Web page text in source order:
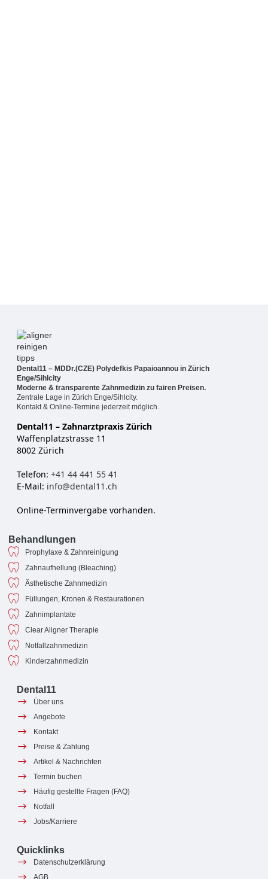
Dental11 – MDDr.(CZE) Polydefkis Papaioannou in Zürich
Enge/Sihlcity
Moderne & transparente Zahnmedizin zu fairen Preisen.
Zentrale Lage in Zürich Enge/Sihlcity.
Kontakt & Online-Termine jederzeit möglich.
Dental11 – Zahnarztpraxis Zürich
Waffenplatzstrasse 11
8002 Zürich
Telefon: +41 44 441 55 41
E-Mail: info@dental11.ch
Online-Terminvergabe vorhanden.
Behandlungen
Prophylaxe & Zahnreinigung
Zahnaufhellung (Bleaching)
Ästhetische Zahnmedizin
Füllungen, Kronen & Restaurationen
Zahnimplantate
Clear Aligner Therapie
Notfallzahnmedizin
Kinderzahnmedizin
Dental11
Über uns
Angebote
Kontakt
Preise & Zahlung
Artikel & Nachrichten
Termin buchen
Häufig gestellte Fragen (FAQ)
Notfall
Jobs/Karriere
Quicklinks
Datenschutzerklärung
AGB